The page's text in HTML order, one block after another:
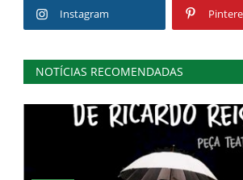
Instagram
NOTÍCIAS RECOMENDADAS